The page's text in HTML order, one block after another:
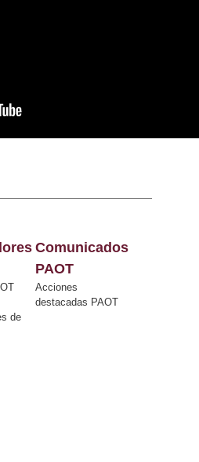
de
Comunicados
PAOT
Acciones
destacadas PAOT